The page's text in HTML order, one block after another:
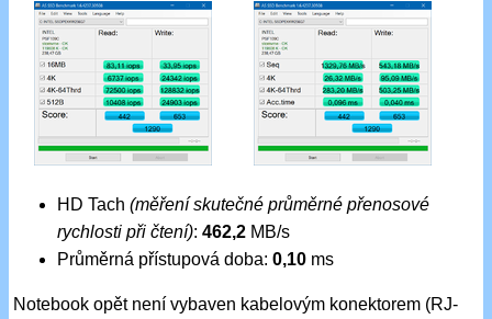
HD Tach(měření skutečné průměrné přenosové
rychlosti při čtení):462,2 MB/s
Průměrná přístupová doba:0,10 ms
Notebook opět není vybaven kabelovým konektorem (RJ-